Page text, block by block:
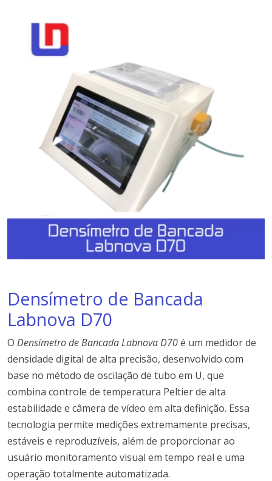
Densímetro de Bancada
Labnova D70
O Densímetro de Bancada Labnova D70é um medidor de
densidade digital de alta precisão, desenvolvido com
base no método de oscilação de tubo em U, que
combina controle de temperatura Peltier de alta
estabilidade e câmera de vídeo em alta definição. Essa
tecnologia permite medições extremamente precisas,
estáveis e reproduzíveis, além de proporcionar ao
usuário monitoramento visual em tempo real e uma
operação totalmente automatizada.